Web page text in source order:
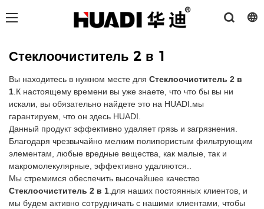
Стеклоочиститель 2 в 1
Вы находитесь в нужном месте для Стеклоочиститель 2 в
1.К настоящему времени вы уже знаете, что что бы вы ни
искали, вы обязательно найдете это на HUADI.мы
гарантируем, что он здесь HUADI.
Данный продукт эффективно удаляет грязь и загрязнения.
Благодаря чрезвычайно мелким полипористым фильтрующим
элементам, любые вредные вещества, как малые, так и
макромолекулярные, эффективно удаляются..
Мы стремимся обеспечить высочайшее качество
Стеклоочиститель 2 в 1.для наших постоянных клиентов, и
мы будем активно сотрудничать с нашими клиентами, чтобы